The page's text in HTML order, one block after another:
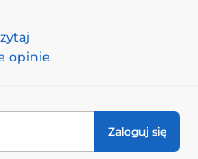
opinie
Zaloguj się